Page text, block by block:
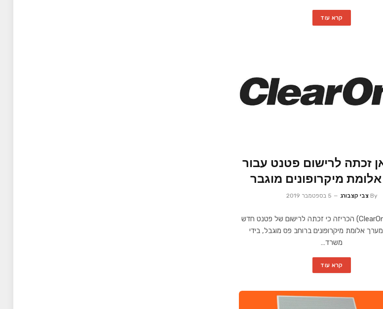
קרא עוד
זכתה לרישום פטנט עבור
מיקרופונים מוגבר
By צבי קצבורג 5 בספטמבר 2019
קליר וואן (ClearOne) הכריזה כי זכתה לרישום של פטנט חדש
אלומת מיקרופונים ברוחב פס מוגבל, בידי
משרד…
קרא עוד